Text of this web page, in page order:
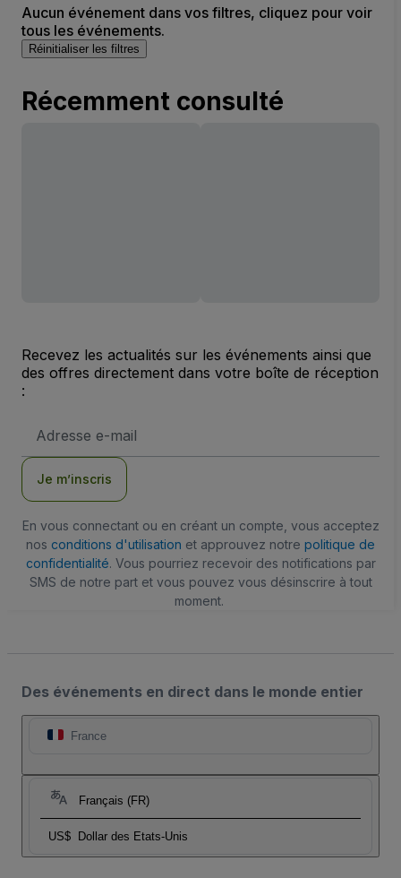
Aucun événement dans vos filtres, cliquez pour voir
tous les événements.
Réinitialiser les filtres
Récemment consulté
Recevez les actualités sur les événements ainsi que
des offres directement dans votre boîte de réception
:
e-
Je m’inscris
En vous connectant ou en créant un compte, vous acceptez
nos conditions d'utilisation et approuvez notre politique de
confidentialité. Vous pourriez recevoir des notifications par
SMS de notre part et vous pouvez vous désinscrire à tout
moment.
Des événements en direct dans le monde entier
France
Français (FR)
US$ Dollar des Etats-Unis